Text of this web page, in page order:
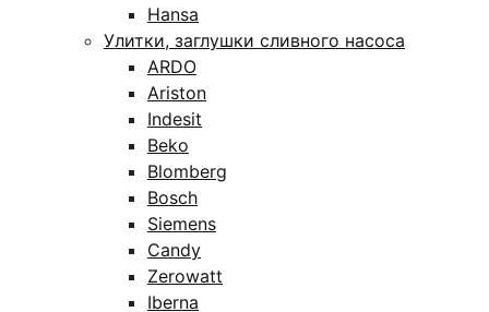
Hansa
Улитки, заглушки сливного насоса
ARDO
Ariston
Indesit
Beko
Blomberg
Bosch
Siemens
Candy
Zerowatt
Iberna